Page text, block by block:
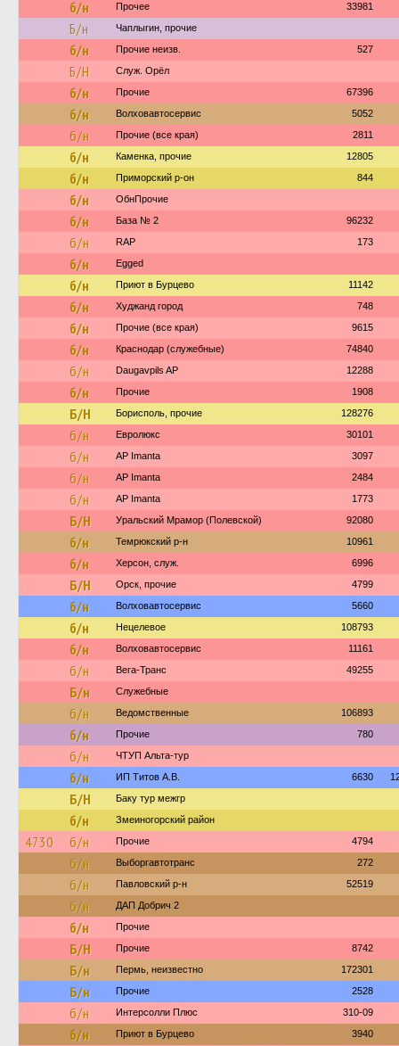
б/н Прочее 33981
Б/н Чаплыгин, прочие
б/н Прочие неизв. 527
Б/Н Служ. Орёл
б/н Прочие 67396
б/н Волховавтосервис 5052
б/н Прочие (все края) 2811
б/н Каменка, прочие 12805
б/н Приморский р-он 844
б/н ОбнПрочие
б/н База № 2 96232
б/н RAP 173
б/н Egged
б/н Приют в Бурцево 11142
б/н Худжанд город 748
б/н Прочие (все края) 9615
б/н Краснодар (служебные) 74840
б/н Daugavpils AP 12288
б/н Прочие 1908
Б/Н Борисполь, прочие 128276
б/н Евролюкс 30101
б/н AP Imanta 3097
б/н AP Imanta 2484
б/н AP Imanta 1773
Б/Н Уральский Мрамор (Полевской) 92080
б/н Темрюкский р-н 10961
б/н Херсон, служ. 6996
Б/Н Орск, прочие 4799
б/н Волховавтосервис 5660
б/н Нецелевое 108793
б/н Волховавтосервис 11161
б/н Вега-Транс 49255
Б/н Служебные
б/н Ведомственные 106893
б/н Прочие 780
б/н ЧТУП Альта-тур
б/н ИП Титов А.В. 6630
Б/Н Баку тур межгр
б/н Змеиногорский район
4730 б/н Прочие 4794
б/н Выборгавтотранс 272
б/н Павловский р-н 52519
б/н ДАП Добрич 2
б/н Прочие
Б/Н Прочие 8742
Б/н Пермь, неизвестно 172301
Б/н Прочие 2528
б/н Интерсолли Плюс 310-09
б/н Приют в Бурцево 3940